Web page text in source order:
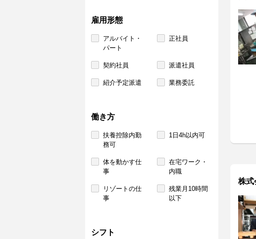
雇用形態
アルバイト・
パート
正社員
契約社員 派遣社員
紹介予定派遣 業務委託
働き方
扶養控除内勤
務可
1日4h以内可
体を動かす仕
事
在宅ワーク・
内職
リゾートの仕
事
残業月10時間
以下
シフト
株